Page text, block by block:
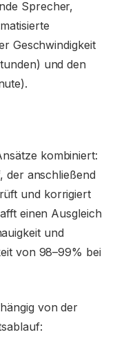
Sprecher,
Geschwindigkeit
und den
kombiniert:
der anschließend
und korrigiert
einen Ausgleich
und
von 98–99% bei
von der